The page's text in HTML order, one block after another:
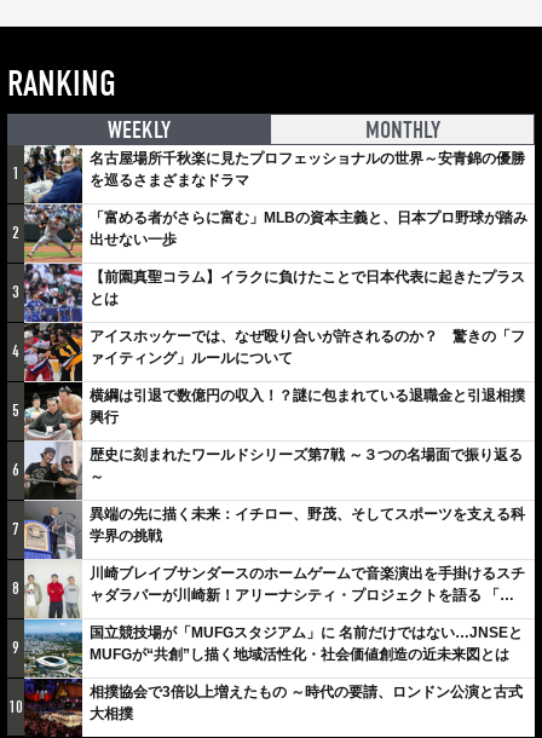
RANKING
WEEKLY MONTHLY
1
名古屋場所千秋楽に見たプロフェッショナルの世界～安青錦の優勝
を巡るさまざまなドラマ
2
「富める者がさらに富む」MLBの資本主義と、日本プロ野球が踏み
出せない一歩
3
【前園真聖コラム】イラクに負けたことで日本代表に起きたプラス
とは
4
アイスホッケーでは、なぜ殴り合いが許されるのか？ 驚きの「フ
ァイティング」ルールについて
5
横綱は引退で数億円の収入！？謎に包まれている退職金と引退相撲
興行
6
歴史に刻まれたワールドシリーズ第7戦 ～３つの名場面で振り返る
～
7
異端の先に描く未来：イチロー、野茂、そしてスポーツを支える科
学界の挑戦
8
川崎ブレイブサンダースのホームゲームで音楽演出を手掛けるスチ
ャダラパーが川崎新！アリーナシティ・プロジェクトを語る 「楽
しみでしかないでしょ。川崎は、ずっと成長曲線だから」
9
国立競技場が「MUFGスタジアム」に 名前だけではない…JNSEと
MUFGが“共創”し描く地域活性化・社会価値創造の近未来図とは
10
相撲協会で3倍以上増えたもの ～時代の要請、ロンドン公演と古式
大相撲